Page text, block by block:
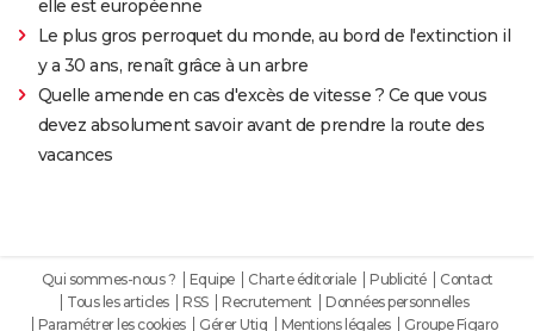
elle est européenne
Le plus gros perroquet du monde, au bord de l'extinction il
y a 30 ans, renaît grâce à un arbre
Quelle amende en cas d'excès de vitesse ? Ce que vous
devez absolument savoir avant de prendre la route des
vacances
Qui sommes-nous ? Equipe Charte éditoriale Publicité
Contact
Tous les articles
RSS Recrutement
Données personnelles
Paramétrer les cookies
Gérer Utiq Mentions légales Groupe Figaro